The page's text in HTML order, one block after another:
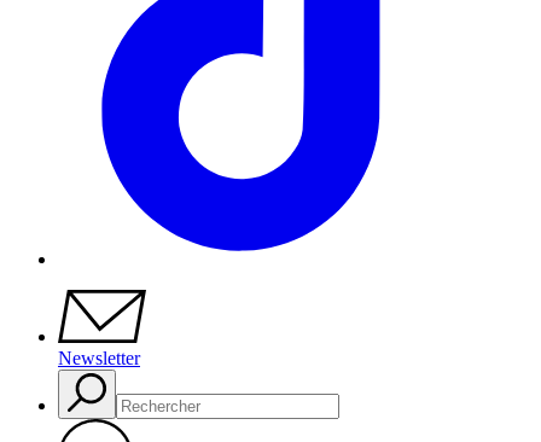
Newsletter